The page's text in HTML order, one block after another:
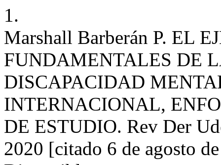
1.
Marshall Barberán P. EL
FUNDAMENTALES DE
DISCAPACIDAD
INTERNACIONAL,
DE ESTUDIO. Rev Der
2020 [citado 6 de agosto